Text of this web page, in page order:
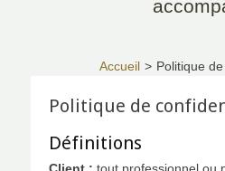
Accueil > Politique
Politique de
Définitions